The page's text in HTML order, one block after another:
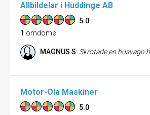
Allbildelar i Huddinge AB
5.0
1 omdöme
MAGNUS S: Skrotade en husvagn hos Allbildelar. Bra telefonsupport och utmärkt
Motor-Ola Maskiner
5.0